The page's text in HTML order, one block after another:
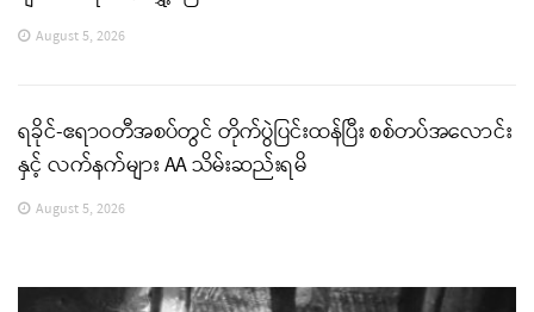
August 5, 2026
ရခိုင်-ဧရာဝတီအစပ်တွင် တိုက်ပွဲပြင်းထန်ပြီး စစ်တပ်အလောင်း
နှင့် လက်နက်များ AA သိမ်းဆည်းရမိ
August 5, 2026